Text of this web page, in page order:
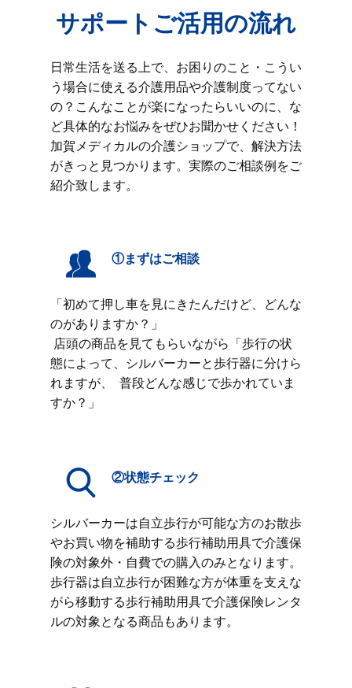
サポートご活用の流れ
日常生活を送る上で、お困りのこと・こうい
う場合に使える介護用品や介護制度ってない
の？こんなことが楽になったらいいのに、な
ど具体的なお悩みをぜひお聞かせください！
加賀メディカルの介護ショップで、解決方法
がきっと見つかります。実際のご相談例をご
紹介致します。
①まずはご相談
「初めて押し車を見にきたんだけど、どんな
のがありますか？」
店頭の商品を見てもらいながら「歩行の状
態によって、シルバーカーと歩行器に分けら
れますが、 普段どんな感じで歩かれていま
すか？」
②状態チェック
シルバーカーは自立歩行が可能な方のお散歩
やお買い物を補助する歩行補助用具で介護保
険の対象外・自費での購入のみとなります。
歩行器は自立歩行が困難な方が体重を支えな
がら移動する歩行補助用具で介護保険レンタ
ルの対象となる商品もあります。